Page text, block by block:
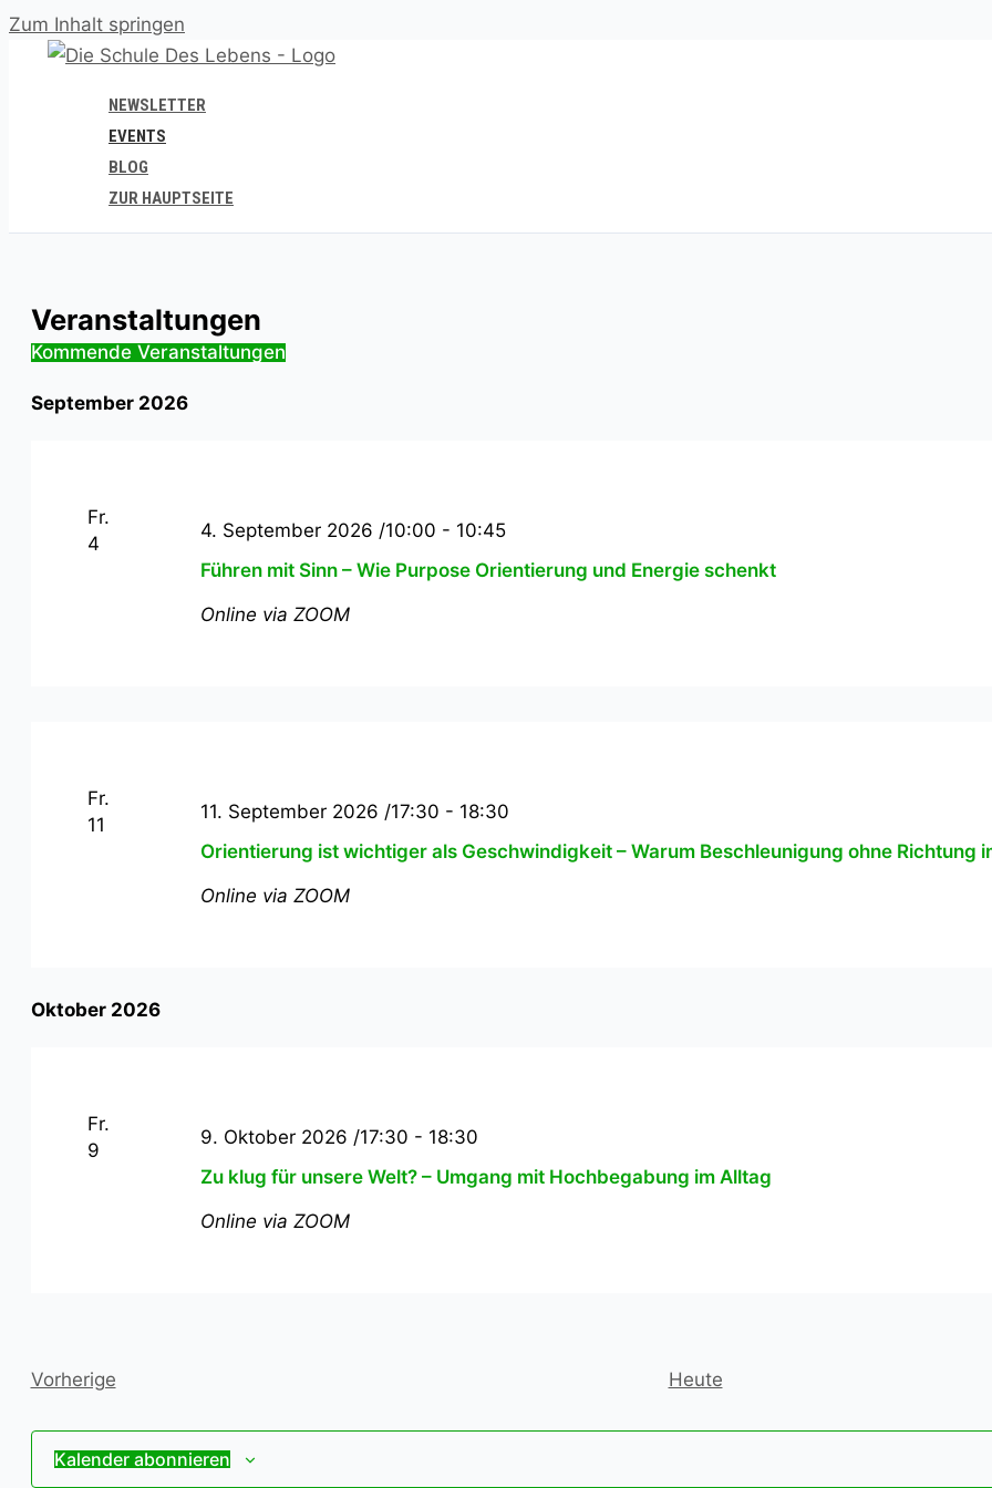
Zum Inhalt springen
NEWSLETTER
EVENTS
BLOG
ZUR HAUPTSEITE
Veranstaltungen
Kommende Veranstaltungen
wählen.
September 2026
Fr.
4
Führen mit Sinn – Wie Purpose Orientierung und Energie schenkt
4. September 2026 /10:00 - 10:45
Online via ZOOM
Fr.
11
Orientierung ist wichtiger als Geschwindigkeit – Warum Beschleunigung ohne Richtung
11. September 2026 /17:30 - 18:30
Online via ZOOM
Oktober 2026
Fr.
9
Zu klug für unsere Welt? – Umgang mit Hochbegabung im Alltag
9. Oktober 2026 /17:30 - 18:30
Online via ZOOM
VorherigeVeranstaltungen Heute
Kalender abonnieren